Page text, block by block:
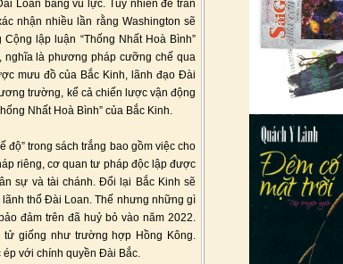
Loan bằng vũ lực. Tuy nhiên để trấn
nhận nhiều lần rằng Washington sẽ
lập luận “Thống Nhất Hoà Bình”
nghĩa là phương pháp cưỡng chế qua
mưu đồ của Bắc Kinh, lãnh đạo Đài
trường, kể cả chiến lược vận động
Nhất Hoà Bình” của Bắc Kinh.
độ” trong sách trắng bao gồm việc cho
riêng, cơ quan tư pháp độc lập được
sự và tài chánh. Đổi lại Bắc Kinh sẽ
thổ Đài Loan. Thế nhưng những gì
đảm trên đã huỷ bỏ vào năm 2022.
giống như trường hợp Hồng Kông.
với chính quyền Đài Bắc.